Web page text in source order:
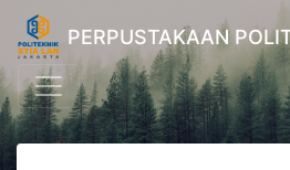
PERPUSTAKAAN